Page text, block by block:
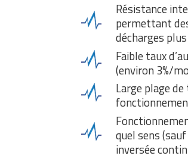
Résistance
permettant
décharges
Faible taux
(environ 3%/
Large plage
quel sens
inversée